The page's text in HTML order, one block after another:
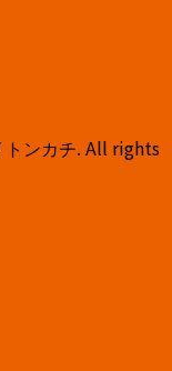
ンカチ. All rights